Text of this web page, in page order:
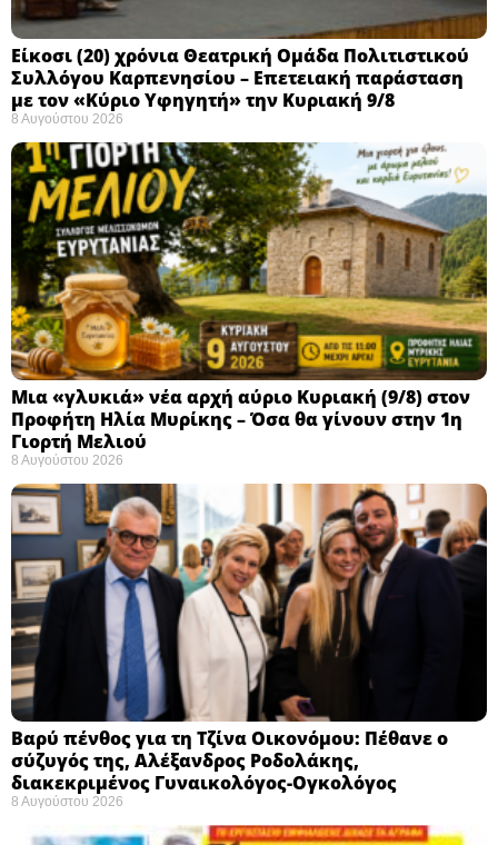
Eίκοσι (20) χρόνια Θεατρική Ομάδα Πολιτιστικού
Συλλόγου Καρπενησίου – Επετειακή παράσταση
με τον «Κύριο Υφηγητή» την Κυριακή 9/8
8 Αυγούστου 2026
Μια «γλυκιά» νέα αρχή αύριο Κυριακή (9/8) στον
Προφήτη Ηλία Μυρίκης – Όσα θα γίνουν στην 1η
Γιορτή Μελιού
8 Αυγούστου 2026
Βαρύ πένθος για τη Τζίνα Οικονόμου: Πέθανε ο
σύζυγός της, Αλέξανδρος Ροδολάκης,
διακεκριμένος Γυναικολόγος-Ογκολόγος
8 Αυγούστου 2026